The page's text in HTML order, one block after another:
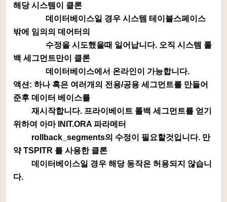
해당 시스템이 클론
데이터베이스일 경우 시스템 테이블스페이스
밖에 임의의 데어터의
수정을 시도했을때 일어납니다. 오직 시스템 롤
백 세그먼트만이 클론
데이터베이스에서 온라인이 가능합니다.
액션: 하나 혹은 여러개의 전용/공용 세그먼트를 만들어
준후 데이터 베이스를
재시작합니다. 프라이베이트 롤백 세그먼트를 얻기
위하여 아마 INIT.ORA 파라메터
rollback_segments의 수정이 필요할것입니다. 만
약 TSPITR 를 사용한 클론
데이터베이스일 경우 해당 동작은 허용되지 않습니
다.